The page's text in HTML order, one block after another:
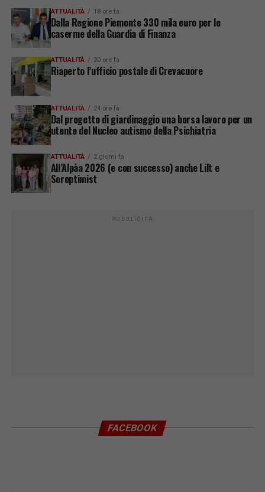
ATTUALITÀ 18 ore fa
Dalla Regione Piemonte 330 mila euro per le
caserme della Guardia di Finanza
ATTUALITÀ 20 ore fa
Riaperto l’ufficio postale di Crevacuore
ATTUALITÀ 24 ore fa
Dal progetto di giardinaggio una borsa lavoro per un
utente del Nucleo autismo della Psichiatria
ATTUALITÀ 2 giorni fa
All’Alpàa 2026 (e con successo) anche Lilt e
Soroptimist
PUBBLICITÀ
FACEBOOK